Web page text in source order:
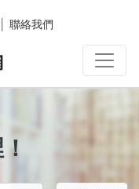
聯絡我們